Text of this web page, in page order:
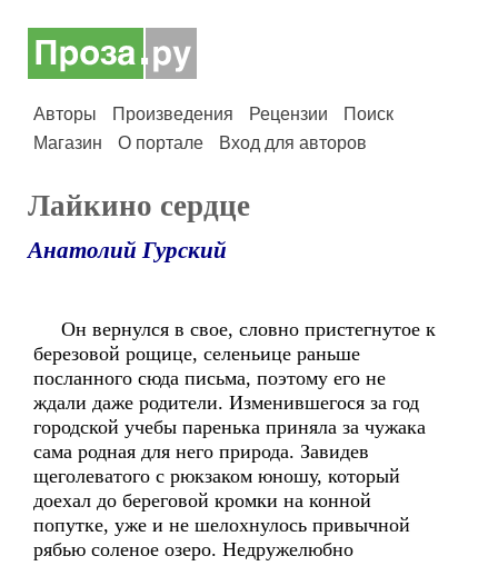
Авторы Произведения Рецензии
Поиск
Магазин
О портале Вход для авторов
Лайкино сердце
Анатолий Гурский
Он вернулся в свое, словно пристегнутое к
березовой рощице, селеньице раньше
посланного сюда письма, поэтому его не
ждали даже родители. Изменившегося за год
городской учебы паренька приняла за чужака
сама родная для него природа. Завидев
щеголеватого с рюкзаком юношу, который
доехал до береговой кромки на конной
попутке, уже и не шелохнулось привычной
рябью соленое озеро. Недружелюбно